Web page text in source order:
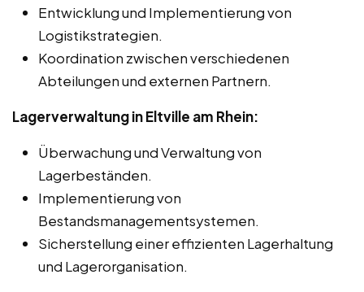
Entwicklung und Implementierung von
Logistikstrategien.
Koordination zwischen verschiedenen
Abteilungen und externen Partnern.
Lagerverwaltung in Eltville am Rhein:
Überwachung und Verwaltung von
Lagerbeständen.
Implementierung von
Bestandsmanagementsystemen.
Sicherstellung einer effizienten Lagerhaltung
und Lagerorganisation.